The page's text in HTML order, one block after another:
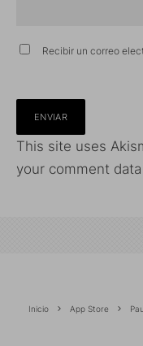
Recibir un correo
This site uses
your comment
Inicio App Store